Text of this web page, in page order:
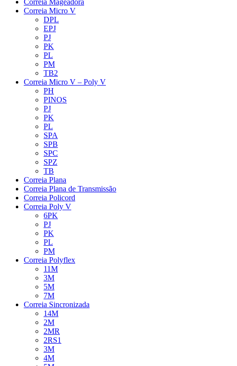
Correia Mageadora
Correia Micro V
DPL
EPJ
PJ
PK
PL
PM
TB2
Correia Micro V – Poly V
PH
PINOS
PJ
PK
PL
SPA
SPB
SPC
SPZ
TB
Correia Plana
Correia Plana de Transmissão
Correia Policord
Correia Poly V
6PK
PJ
PK
PL
PM
Correia Polyflex
11M
3M
5M
7M
Correia Sincronizada
14M
2M
2MR
2RS1
3M
4M